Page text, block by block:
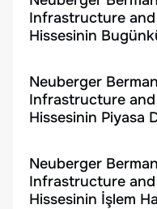
Infrastructure
Hissesinin
Neuberger
Infrastructure
Hissesinin Piyasa
Neuberger
Infrastructure
Hissesinin İşlem